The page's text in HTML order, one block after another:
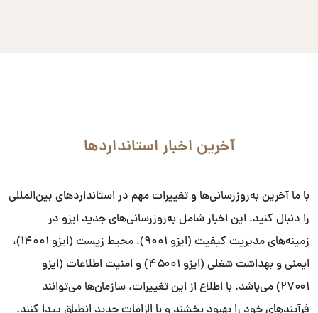
آخرین اخبار استانداردها
با ما آخرین به‌روزرسانی‌ها و تغییرات مهم در استانداردهای بین‌المللی
را دنبال کنید. این اخبار شامل به‌روزرسانی‌های جدید ایزو در
زمینه‌های مدیریت کیفیت (ایزو ۹۰۰۱)، محیط زیست (ایزو ۱۴۰۰۱)،
ایمنی و بهداشت شغلی (ایزو ۴۵۰۰۱) و امنیت اطلاعات (ایزو
۲۷۰۰۱) می‌باشد. با اطلاع از این تغییرات، سازمان‌ها می‌توانند